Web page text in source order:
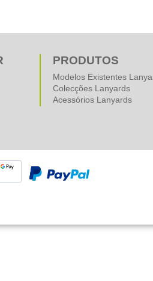
PRODUTOS
Modelos Existentes
Colecções Lanyards
Acessórios Lanyards